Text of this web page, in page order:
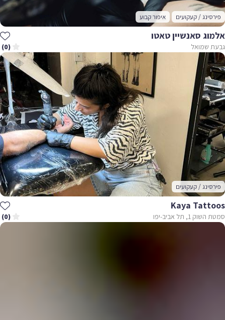
פירסינג / קעקועים איפור קבוע
אלמוג סאנשיין טאטו
גבעת שמואל (0)
פירסינג / קעקועים
Kaya Tattoos
סמטת השוק 1, תל אביב-יפו (0)